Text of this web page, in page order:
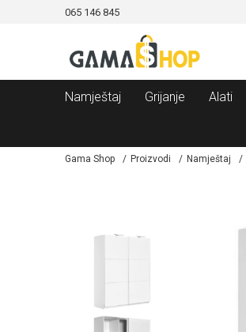
065 146 845
Namještaj Grijanje Alati
Gama Shop Proizvodi Namještaj